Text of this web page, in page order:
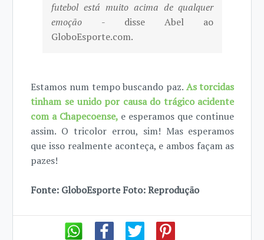
futebol está muito acima de qualquer
emoção - disse Abel ao
GloboEsporte.com.
Estamos num tempo buscando paz. As torcidas
tinham se unido por causa do trágico acidente
com a Chapecoense, e esperamos que continue
assim. O tricolor errou, sim! Mas esperamos
que isso realmente aconteça, e ambos façam as
pazes!
Fonte: GloboEsporte Foto: Reprodução